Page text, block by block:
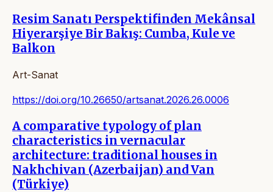
Resim Sanatı Perspektifinden Mekânsal
Hiyerarşiye Bir Bakış: Cumba, Kule ve
Balkon
Art-Sanat
https://doi.org/10.26650/artsanat.2026.26.0006
A comparative typology of plan
characteristics in vernacular
architecture: traditional houses in
Nakhchivan (Azerbaijan) and Van
(Türkiye)